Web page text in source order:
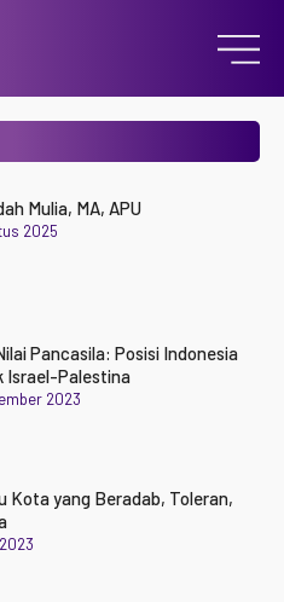
Mulia, MA, APU
2025
Pancasila: Posisi Indonesia
Israel-Palestina
2023
Kota yang Beradab, Toleran,